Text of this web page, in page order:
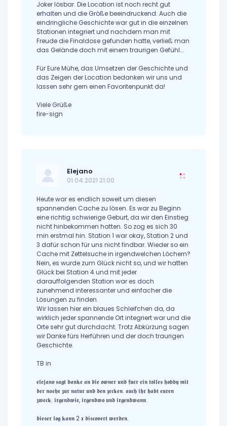
Joker lösbar. Die Location ist noch recht gut
erhalten und die Größe beeindruckend. Auch die
eindringliche Geschichte war gut in die einzelnen
Stationen integriert und nachdem man mit
Freude die Finaldose gefunden hatte, verließ man
das Gelände doch mit einem traurigen Gefühl...
Für Eure Mühe, das Umsetzen der Geschichte und
das Zeigen der Location bedanken wir uns und
lassen sehr gern einen Favoritenpunkt da!
Viele Grüße
fire-sign
Elejano
01.04.2021 21:00
Heute war es endlich soweit um diesen
spannenden Cache zu lösen. Es war zu Beginn
eine richtig schwierige Geburt, da wir den Einstieg
nicht hinbekommen hatten. So zog es sich 30
min erstmal hin. Station 1 war okay, Station 2 und
3 dafür schon für uns nicht findbar. Wieder so ein
Cache mit Zettelsuche in irgendwelchen Löchern?
Nein, es wurde zum Glück nicht so, und wir hatten
Glück bei Station 4 und mit jeder
darauffolgenden Station war es doch
zunehmend interessanter und einfacher die
Lösungen zu finden.
Wir lassen hier ein blaues Schleifchen da, da
wirklich jeder spannende Ort integriert war und die
Orte sehr gut durchdacht. Trotz Abkürzung sagen
wir Danke fürs Herführen und der doch traurigen
Geschichte.
TB in
𝖊𝖑𝖊𝖏𝖆𝖓𝖔 𝖘𝖆𝖌𝖙 𝖉𝖆𝖓𝖐𝖊 𝖆𝖓 𝖉𝖎𝖊 𝖔𝖜𝖓𝖊𝖗 𝖚𝖓𝖉 𝖋𝖚𝖊𝖗 𝖊𝖎𝖓 𝖙𝖔𝖑𝖑𝖊𝖘 𝖍𝖔𝖇𝖇𝖞 𝖒𝖎𝖙
𝖉𝖊𝖗 𝖓𝖆𝖊𝖍𝖊 𝖟𝖚𝖗 𝖓𝖆𝖙𝖚𝖗 𝖚𝖓𝖉 𝖉𝖊𝖓 𝖟𝖊𝖈𝖐𝖊𝖓. 𝖆𝖚𝖈𝖍 𝖎𝖍𝖗 𝖍𝖆𝖇𝖙 𝖊𝖚𝖗𝖊𝖓
𝖟𝖜𝖊𝖈𝖐. 𝖎𝖗𝖌𝖊𝖓𝖉𝖜𝖎𝖊, 𝖎𝖗𝖌𝖊𝖓𝖉𝖜𝖔 𝖚𝖓𝖉 𝖎𝖗𝖌𝖊𝖓𝖉𝖜𝖆𝖓𝖓.
𝖉𝖎𝖊𝖘𝖊𝖗 𝖑𝖔𝖌 𝖐𝖆𝖓𝖓 2 𝖝 𝖉𝖎𝖘𝖈𝖔𝖛𝖊𝖗𝖙 𝖜𝖊𝖗𝖉𝖊𝖓.